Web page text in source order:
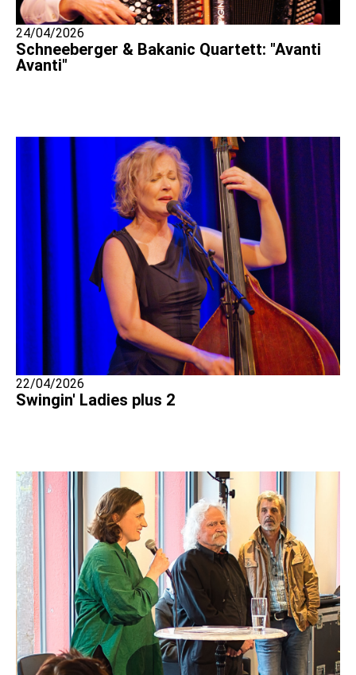
24/04/2026
Schneeberger & Bakanic Quartett: "Avanti
Avanti"
22/04/2026
Swingin' Ladies plus 2